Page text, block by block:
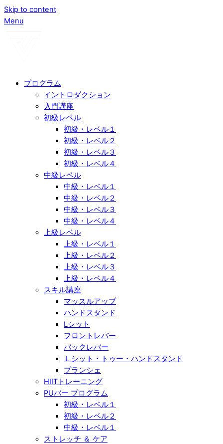
Skip to content
Menu
プログラム
イントロダクション
入門講座
初級レベル
初級・レベル１
初級・レベル２
初級・レベル３
初級・レベル４
中級レベル
中級・レベル１
中級・レベル２
中級・レベル３
中級・レベル４
上級レベル
上級・レベル１
上級・レベル２
上級・レベル３
上級・レベル４
スキル講座
マッスルアップ
ハンドスタンド
Lシット
フロントレバー
バックレバー
Ｌシット・トゥー・ハンドスタンド
プランシェ
HIITトレーニング
PUバー プログラム
初級・レベル１
初級・レベル２
中級・レベル１
ストレッチ ＆ ケア